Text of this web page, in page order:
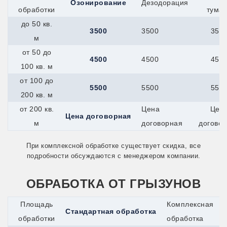
обработки
Озонирование
Дезодорация
до 50 кв.
м
3500 3500
от 50 до
100 кв. м
4500 4500
от 100 до
200 кв. м
5500 5500
от 200 кв.
м
Цена договорная
Цена
договорная
При комплексной обработке существует скидка, все
подробности обсуждаются с менеджером компании.
ОБРАБОТКА ОТ ГРЫЗУНОВ
Площадь
обработки
Стандартная обработка
Комплексная
обработка